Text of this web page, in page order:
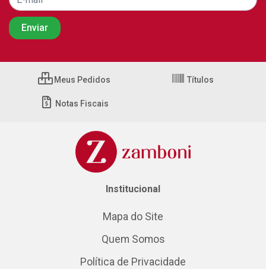
Meus Pedidos Títulos
Notas Fiscais
Institucional
Mapa do Site
Quem Somos
Política de Privacidade